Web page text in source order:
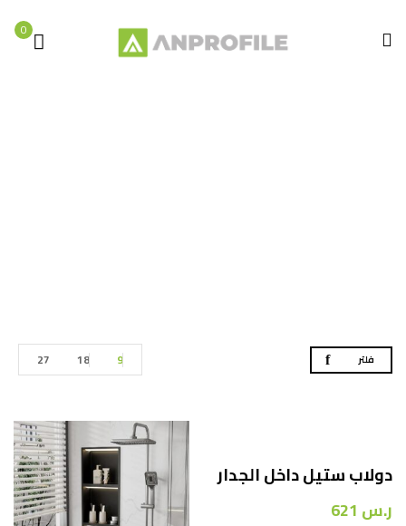
0
فلتر 9
18
27
دولاب ستيل داخل الجدار
ر.س 621